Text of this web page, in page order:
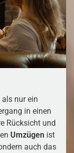
nur ein
in einen
Rücksicht und
Umzügenist
auch das